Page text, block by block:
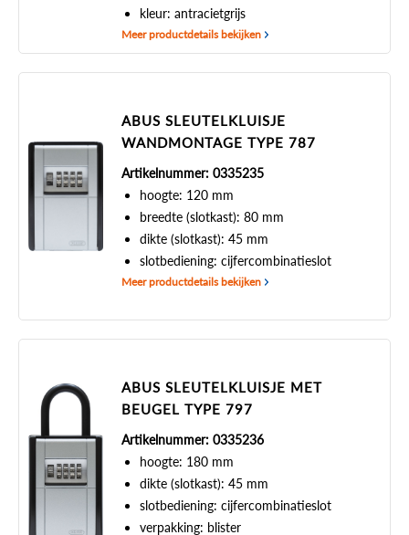
kleur: antracietgrijs
Meer productdetails bekijken
ABUS SLEUTELKLUISJE
WANDMONTAGE TYPE 787
Artikelnummer: 0335235
hoogte: 120 mm
breedte (slotkast): 80 mm
dikte (slotkast): 45 mm
slotbediening: cijfercombinatieslot
Meer productdetails bekijken
ABUS SLEUTELKLUISJE MET
BEUGEL TYPE 797
Artikelnummer: 0335236
hoogte: 180 mm
dikte (slotkast): 45 mm
slotbediening: cijfercombinatieslot
verpakking: blister